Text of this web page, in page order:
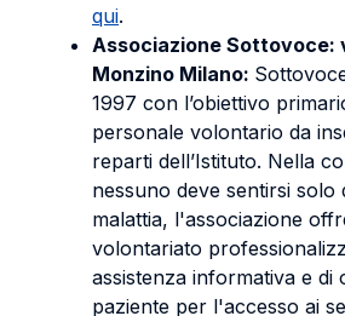
qui.
Associazione Sottovoce:
Monzino Milano:
1997 con l’obiettivo
personale volontario da
reparti dell’Istituto. Nella
nessuno deve sentirsi solo
malattia, l'associazione
volontariato
assistenza informativa e di
paziente per l'accesso ai